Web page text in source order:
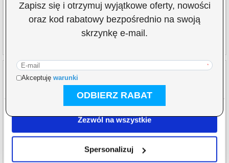
i reklam, aby oferować funkcje społecznościowe i
analizować ruch w naszej witrynie. Informacje o tym, jak
korzystasz z naszej witryny, udostępniamy partnerom
Partnerzy mogą połączyć te informacje z innymi danymi
otrzymanymi od Ciebie lub uzyskanymi podczas
korzystania z ich usług.
Zezwól na wszystkie
Spersonalizuj
72,80PLN
NR PRODUKTU:250616
78,40PLN
NR PRODUKTU:600063
Etui TPU - iPhone 14 Pro Max - Królowa Etui TPU - iPhone 14 Pro Max - Lew
NR PRODUKTU: